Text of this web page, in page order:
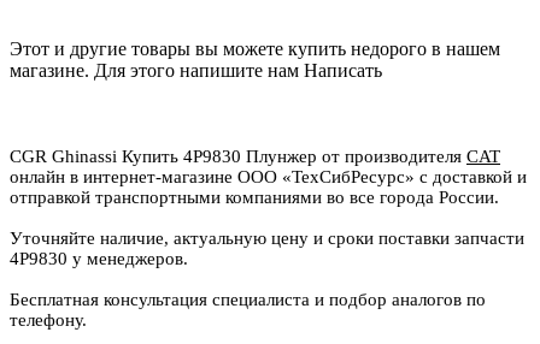
Этот и другие товары вы можете купить недорого в нашем
магазине. Для этого напишите нам Написать
CGR Ghinassi Купить 4P9830 Плунжер от производителя CAT
онлайн в интернет-магазине ООО «ТехСибРесурс» с доставкой и
отправкой транспортными компаниями во все города России.
Уточняйте наличие, актуальную цену и сроки поставки запчасти
4P9830 у менеджеров.
Бесплатная консультация специалиста и подбор аналогов по
телефону.